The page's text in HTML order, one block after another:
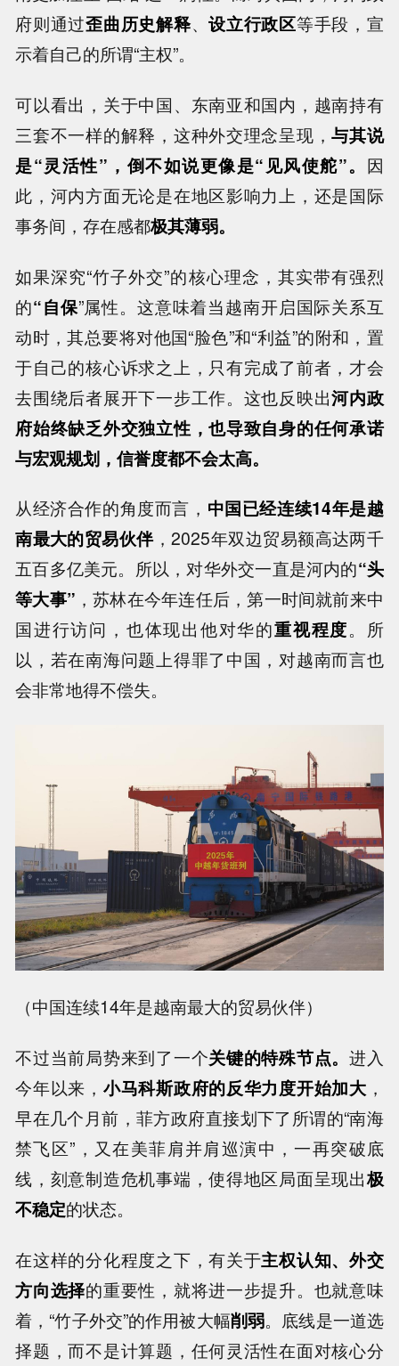
府则通过歪曲历史解释、设立行政区等手段，宣
示着自己的所谓“主权”。
可以看出，关于中国、东南亚和国内，越南持有
三套不一样的解释，这种外交理念呈现，与其说
是“灵活性”，倒不如说更像是“见风使舵”。 因
此，河内方面无论是在地区影响力上，还是国际
事务间，存在感都极其薄弱。
如果深究“竹子外交”的核心理念，其实带有强烈
的“自保”属性。这意味着当越南开启国际关系互
动时，其总要将对他国“脸色”和“利益”的附和，置
于自己的核心诉求之上，只有完成了前者，才会
去围绕后者展开下一步工作。这也反映出河内政
府始终缺乏外交独立性，也导致自身的任何承诺
与宏观规划，信誉度都不会太高。
从经济合作的角度而言， 中国已经连续14年是越
南最大的贸易伙伴，2025年双边贸易额高达两千
五百多亿美元。所以，对华外交一直是河内的“头
等大事” ，苏林在今年连任后，第一时间就前来中
国进行访问，也体现出他对华的重视程度。所
以，若在南海问题上得罪了中国，对越南而言也
会非常地得不偿失。
（中国连续14年是越南最大的贸易伙伴）
不过当前局势来到了一个关键的特殊节点。进入
今年以来， 小马科斯政府的反华力度开始加大 ，
早在几个月前，菲方政府直接划下了所谓的“南海
禁飞区”，又在美菲肩并肩巡演中，一再突破底
线，刻意制造危机事端，使得地区局面呈现出极
不稳定的状态。
在这样的分化程度之下，有关于主权认知、外交
方向选择的重要性，就将进一步提升。也就意味
着，“竹子外交”的作用被大幅削弱。底线是一道选
择题，而不是计算题，任何灵活性在面对核心分